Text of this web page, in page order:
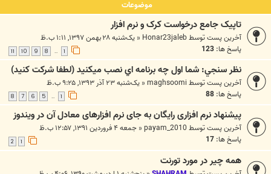
موضوعات
تاپیک جامع درخواست کرک و نرم افزار
آخرین پست توسطHonar23jaleb
« یک‌شنبه ۲۸ بهمن ۱۳۹۷, ۱:۱۱ ب.ظ
پاسخ ها: 123
…
8
9
10
11
نظر سنجي: شما اول چه برنامه اي نصب ميکنيد (لطفا شرکت کنيد)
آخرین پست توسطmaghsoomi
« یک‌شنبه ۲۳ آذر ۱۳۹۳, ۹:۲۵ ب.ظ
پاسخ ها: 88
…
5
6
7
8
پیشنهاد نرم افزاری رایگان به جای نرم افزارهای معادل آن در ویندوز
آخرین پست توسطpayam_2010
« جمعه ۴ فروردین ۱۳۹۱, ۱۲:۵۷ ب.ظ
پاسخ ها: 17
همه چیر در مورد تورنت